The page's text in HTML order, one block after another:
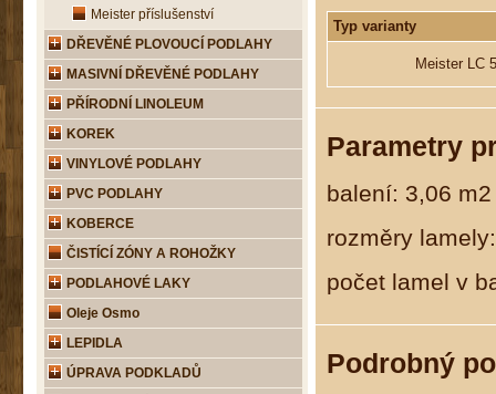
Typ varianty
Meister LC
Parametry
balení: 3,06 m2
rozměry
počet lamel v
Podrobný
Meister příslušenství
DŘEVĚNÉ PLOVOUCÍ PODLAHY
MASIVNÍ DŘEVĚNÉ PODLAHY
PŘÍRODNÍ LINOLEUM
KOREK
VINYLOVÉ PODLAHY
PVC PODLAHY
KOBERCE
ČISTÍCÍ ZÓNY A ROHOŽKY
PODLAHOVÉ LAKY
Oleje Osmo
LEPIDLA
ÚPRAVA PODKLADŮ